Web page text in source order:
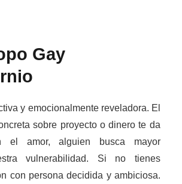
Gay
y emocionalmente reveladora. El
sobre proyecto o dinero te da
el amor, alguien busca mayor
vulnerabilidad. Si no tienes
con persona decidida y ambiciosa.